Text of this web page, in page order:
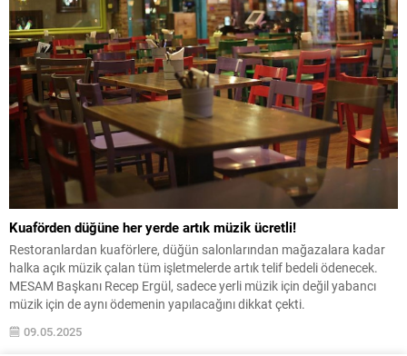
Kuaförden düğüne her yerde artık müzik ücretli!
Restoranlardan kuaförlere, düğün salonlarından mağazalara kadar
halka açık müzik çalan tüm işletmelerde artık telif bedeli ödenecek.
MESAM Başkanı Recep Ergül, sadece yerli müzik için değil yabancı
müzik için de aynı ödemenin yapılacağını dikkat çekti.
09.05.2025